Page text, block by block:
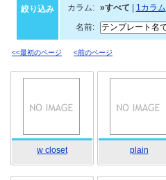
絞り込み
カラム:
»すべて 1カラム
名前:
<<最初のページ <前のページ
w closet plain